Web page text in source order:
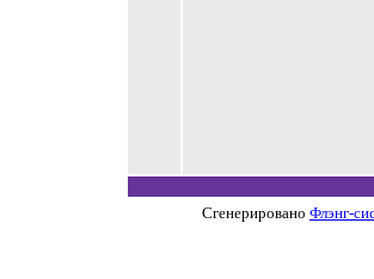
Сгенерировано Флэнг-